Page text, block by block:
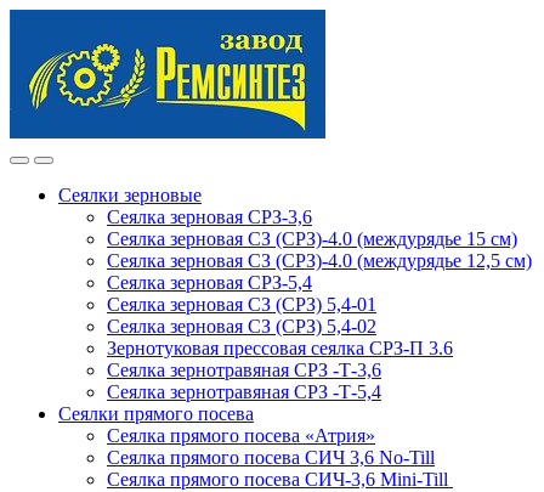
navigation
content
Сеялки зерновые
Сеялка зерновая СРЗ-3,6
Сеялка зерновая СЗ (СРЗ)-4.0 (междурядье 15 см)
Сеялка зерновая СЗ (СРЗ)-4.0 (междурядье 12,5 см)
Сеялка зерновая СРЗ-5,4
Сеялка зерновая СЗ (СРЗ) 5,4-01
Сеялка зерновая СЗ (СРЗ) 5,4-02
Зернотуковая прессовая сеялка СРЗ-П 3.6
Сеялка зернотравяная СРЗ -Т-3,6
Сеялка зернотравяная СРЗ -Т-5,4
Сеялки прямого посева
Сеялка прямого посева «Атрия»
Сеялка прямого посева СИЧ 3,6 No-Till
Сеялка прямого посева СИЧ-3,6 Mini-Till